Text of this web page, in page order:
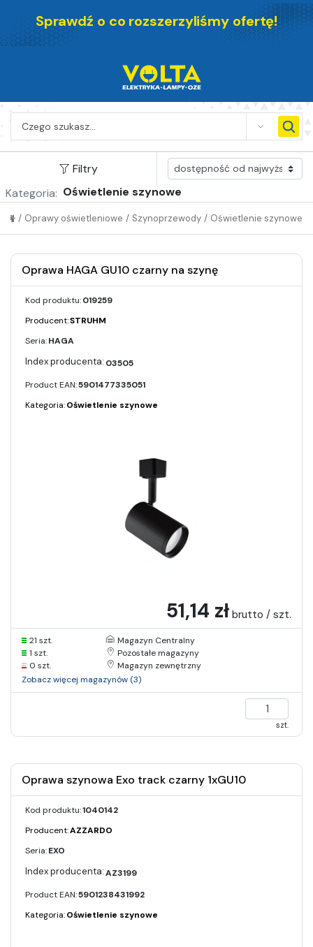
Sprawdź o co rozszerzyliśmy ofertę!
SEARCH
Filtry
Kategoria: Oświetlenie szynowe
Oświetlenie szynowe
/
Szynoprzewody
/
Oprawy oświetleniowe
/
Oprawa HAGA GU10 czarny na szynę
Kod produktu:019259
Producent:STRUHM
Seria:HAGA
03505
Product EAN:5901477335051
Kategoria:Oświetlenie szynowe
51,14 zł brutto / szt.
21 szt.
Magazyn Centralny
1 szt.
Pozostałe magazyny
0 szt.
Magazyn zewnętrzny
Zobacz więcej magazynów (3)
szt.
Oprawa szynowa Exo track czarny 1xGU10
Kod produktu:1040142
Producent:AZZARDO
Seria:EXO
AZ3199
Product EAN:5901238431992
Kategoria:Oświetlenie szynowe